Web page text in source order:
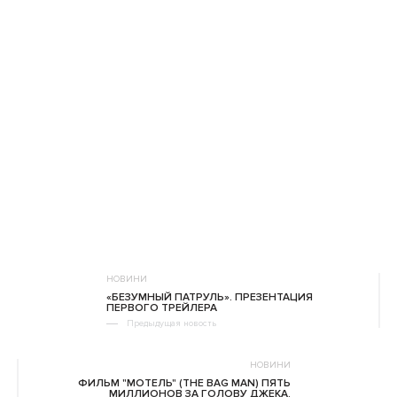
НОВИНИ
«БЕЗУМНЫЙ ПАТРУЛЬ». ПРЕЗЕНТАЦИЯ
ПЕРВОГО ТРЕЙЛЕРА
Предыдущая новость
НОВИНИ
ФИЛЬМ "МОТЕЛЬ" (THE BAG MAN) ПЯТЬ
МИЛЛИОНОВ ЗА ГОЛОВУ ДЖЕКА.